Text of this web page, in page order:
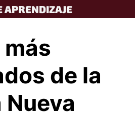
APRENDIZAJE
de la
Nueva